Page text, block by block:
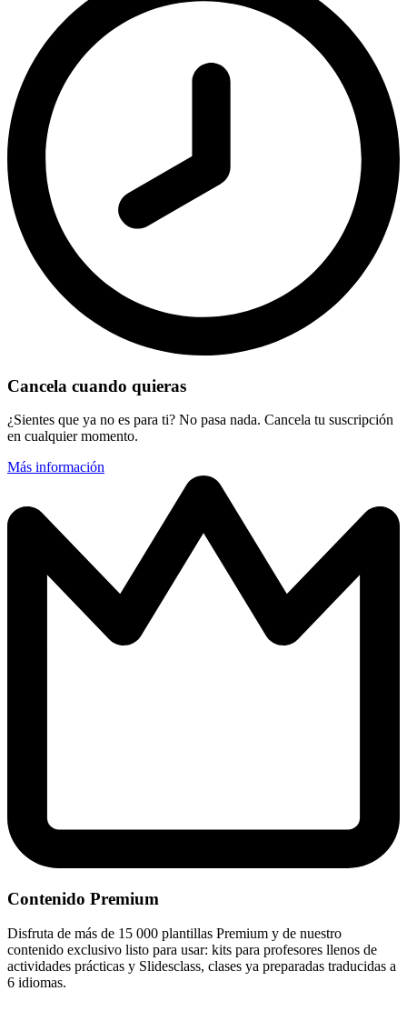
Cancela cuando quieras
¿Sientes que ya no es para ti? No pasa nada. Cancela tu suscripción
en cualquier momento.
Más información
Contenido Premium
Disfruta de más de 15 000 plantillas Premium y de nuestro
contenido exclusivo listo para usar: kits para profesores llenos de
actividades prácticas y Slidesclass, clases ya preparadas traducidas a
6 idiomas.